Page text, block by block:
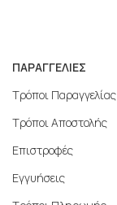
ΠΑΡΑΓΓΕΛΙΕΣ
Τρόποι Παραγγελίας
Τρόποι Αποστολής
Επιστροφές
Εγγυήσεις